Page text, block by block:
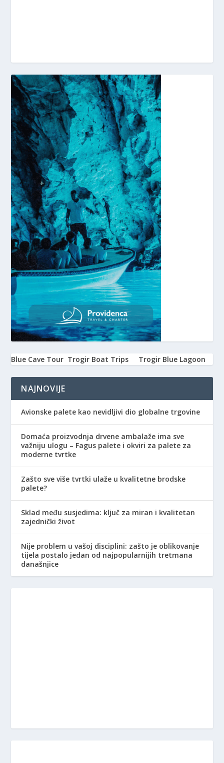
Blue Cave Tour Trogir Boat Trips Trogir Blue Lagoon
NAJNOVIJE
Avionske palete kao nevidljivi dio globalne trgovine
Domaća proizvodnja drvene ambalaže ima sve
važniju ulogu – Fagus palete i okviri za palete za
moderne tvrtke
Zašto sve više tvrtki ulaže u kvalitetne brodske
palete?
Sklad među susjedima: ključ za miran i kvalitetan
zajednički život
Nije problem u vašoj disciplini: zašto je oblikovanje
tijela postalo jedan od najpopularnijih tretmana
današnjice